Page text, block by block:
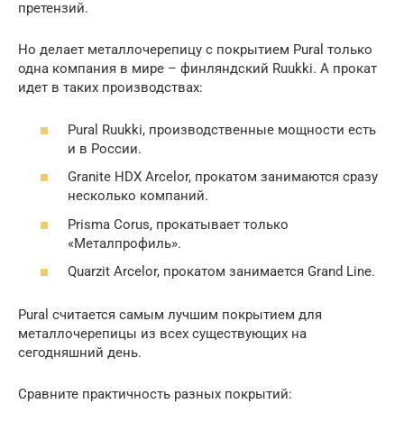
претензий.
Но делает металлочерепицу с покрытием Pural только
одна компания в мире – финляндский Ruukki. А прокат
идет в таких производствах:
Pural Ruukki, производственные мощности есть
и в России.
Granite HDX Arcelor, прокатом занимаются сразу
несколько компаний.
Prisma Corus, прокатывает только
«Металпрофиль».
Quarzit Arcelor, прокатом занимается Grand Line.
Pural считается самым лучшим покрытием для
металлочерепицы из всех существующих на
сегодняшний день.
Сравните практичность разных покрытий: